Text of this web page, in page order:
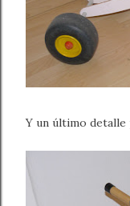
Y un último detalle